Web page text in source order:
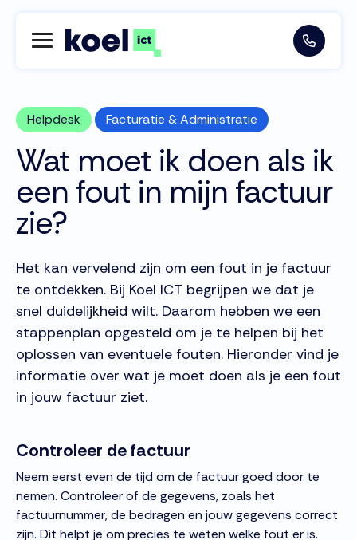
Helpdesk Facturatie & Administratie
Wat moet ik doen als ik
een fout in mijn factuur
zie?
Het kan vervelend zijn om een fout in je factuur
te ontdekken. Bij Koel ICT begrijpen we dat je
snel duidelijkheid wilt. Daarom hebben we een
stappenplan opgesteld om je te helpen bij het
oplossen van eventuele fouten. Hieronder vind je
informatie over wat je moet doen als je een fout
in jouw factuur ziet.
Controleer de factuur
Neem eerst even de tijd om de factuur goed door te
nemen. Controleer of de gegevens, zoals het
factuurnummer, de bedragen en jouw gegevens correct
zijn. Dit helpt je om precies te weten welke fout er is.